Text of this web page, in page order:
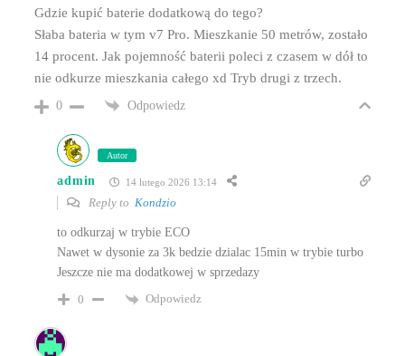
Gdzie kupić baterie dodatkową do tego?
Słaba bateria w tym v7 Pro. Mieszkanie 50 metrów, zostało
14 procent. Jak pojemność baterii poleci z czasem w dół to
nie odkurze mieszkania całego xd Tryb drugi z trzech.
0 Odpowiedz
Autor
admin 14 lutego 2026 13:14
Reply toKondzio
to odkurzaj w trybie ECO
Nawet w dysonie za 3k bedzie dzialac 15min w trybie turbo
Jeszcze nie ma dodatkowej w sprzedazy
0
Odpowiedz